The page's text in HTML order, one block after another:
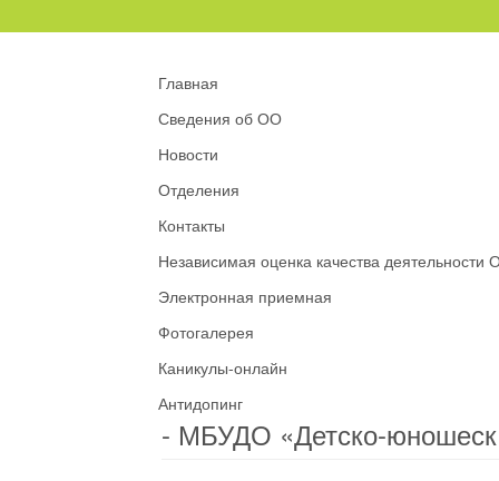
Главная
Сведения об ОО
Новости
Отделения
Контакты
Независимая оценка качества деятельности
Электронная приемная
Фотогалерея
Каникулы-онлайн
Антидопинг
- МБУДО «Детско-